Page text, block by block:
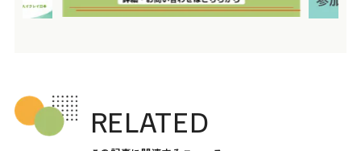
RELATED